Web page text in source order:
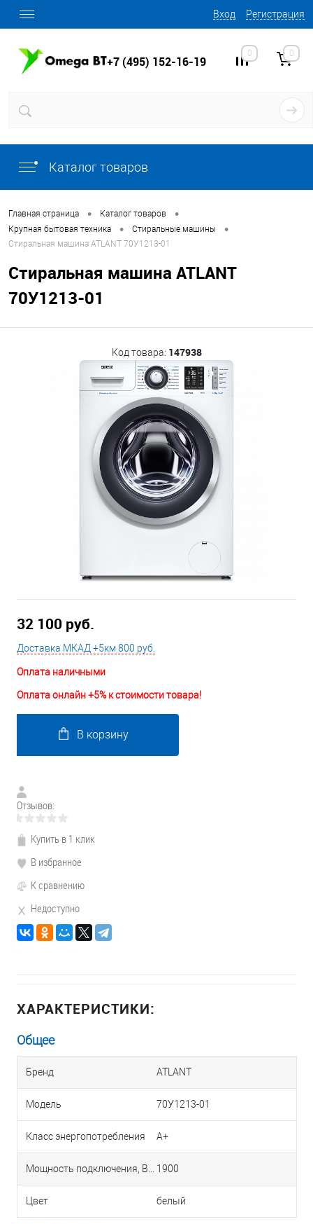
Вход Регистрация
+7 (495) 152-16-19
0 0
Каталог товаров
Главная страница • Каталог товаров •
Крупная бытовая техника • Стиральные машины •
Стиральная машина ATLANT 70У1213-01
Стиральная машина ATLANT
70У1213-01
Код товара: 147938
32 100 руб.
Доставка МКАД +5км 800 руб.
Оплата наличными
Оплата онлайн +5% к стоимости товара!
В корзину
Отзывов:
Купить в 1 клик
В избранное
К сравнению
Недоступно
ХАРАКТЕРИСТИКИ:
Общее
Бренд ATLANT
Модель 70У1213-01
Класс энергопотребления A+
Мощность подключения, Вт 1900
Цвет белый